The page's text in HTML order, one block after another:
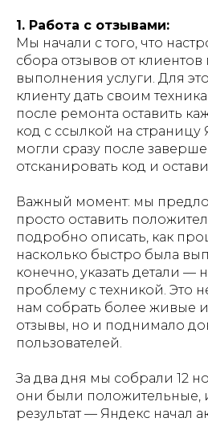
1. Работа с отзывами:
Мы начали с того, что
сбора отзывов от
выполнения услуги. Для
клиенту дать своим
после ремонта оставить
код с ссылкой на страницу
могли сразу после
отсканировать код и
Важный момент: мы
просто оставить
подробно описать, как
насколько быстро была
конечно, указать детали —
проблему с техникой. Это
нам собрать более живые
отзывы, но и поднимало
пользователей.
За два дня мы собрали 12
они были положительные,
результат — Яндекс начал